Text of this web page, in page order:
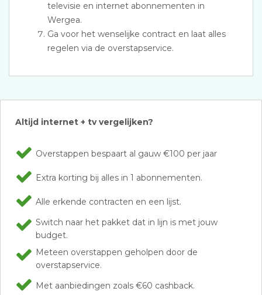
televisie en internet abonnementen in
Wergea.
Ga voor het wenselijke contract en laat alles
regelen via de overstapservice.
Altijd internet + tv vergelijken?
Overstappen bespaart al gauw €100 per jaar
Extra korting bij alles in 1 abonnementen.
Alle erkende contracten en een lijst.
Switch naar het pakket dat in lijn is met jouw
budget.
Meteen overstappen geholpen door de
overstapservice.
Met aanbiedingen zoals €60 cashback.